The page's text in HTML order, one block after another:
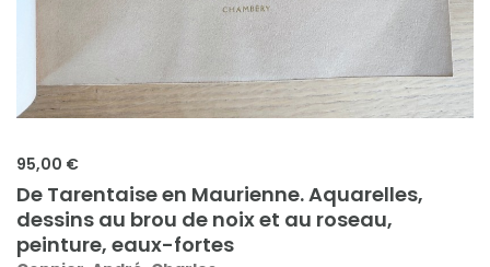
95,00 €
De Tarentaise en Maurienne. Aquarelles,
dessins au brou de noix et au roseau,
peinture, eaux-fortes